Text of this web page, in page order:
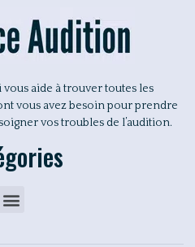
aide à trouver toutes les
vous avez besoin pour prendre
vos troubles de l’audition.